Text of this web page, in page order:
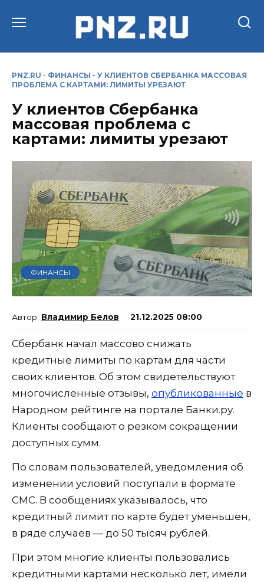
PNZ.RU - ФИНАНСЫ - У КЛИЕНТОВ СБЕРБАНКА МАССОВАЯ
ПРОБЛЕМА С КАРТАМИ: ЛИМИТЫ УРЕЗАЮТ
У клиентов Сбербанка
массовая проблема с
картами: лимиты урезают
ФИНАНСЫ
Владимир Белов 21.12.2025 08:00
Сбербанк начал массово снижать
кредитные лимиты по картам для части
своих клиентов. Об этом свидетельствуют
многочисленные отзывы, опубликованные в
Народном рейтинге на портале Банки.ру.
Клиенты сообщают о резком сокращении
доступных сумм.
По словам пользователей, уведомления об
изменении условий поступали в формате
СМС. В сообщениях указывалось, что
кредитный лимит по карте будет уменьшен,
в ряде случаев — до 50 тысяч рублей.
При этом многие клиенты пользовались
кредитными картами несколько лет, имели